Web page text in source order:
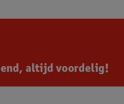
altijd voordelig!